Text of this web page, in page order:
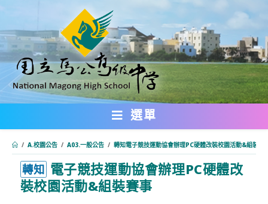
轉
主
要
內
選單
/ A.校園公告 / A03.一般公告 / 轉知電子競技運動協會辦理PC硬體改裝校園活動&組裝賽
轉知 電子競技運動協會辦理PC硬體改
裝校園活動&組裝賽事